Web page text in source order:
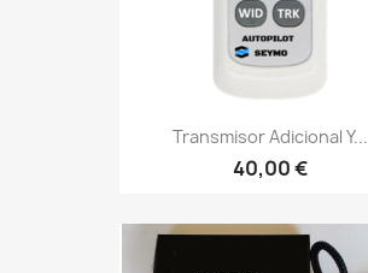
Transmisor Adicional Y...
40,00 €